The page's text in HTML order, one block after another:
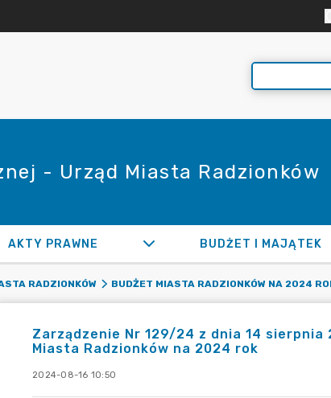
- Urząd Miasta Radzionków
AKTY PRAWNE BUDŻET I MAJĄTEK
RADZIONKÓW BUDŻET MIASTA RADZIONKÓW NA 2024
Zarządzenie Nr 129/24 z dnia 14
Miasta Radzionków na 2024 rok
2024-08-16 10:50